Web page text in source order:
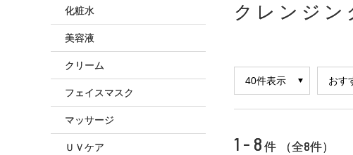
化粧水
美容液
クリーム
フェイスマスク
マッサージ
ＵＶケア
クレンジン
1 - 8 件 （全8件）